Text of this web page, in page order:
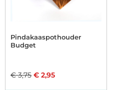
Pindakaaspothouder
Budget
€3,75 € 2,95